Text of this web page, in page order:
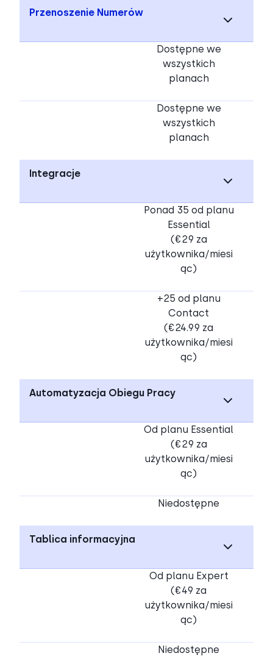
Przenoszenie Numerów
Dostępne we
wszystkich
planach
Dostępne we
wszystkich
planach
Integracje
Ponad 35 od planu
Essential
(€29 za
użytkownika/miesi
ąc)
+25 od planu
Contact
(€24.99 za
użytkownika/miesi
ąc)
Automatyzacja Obiegu Pracy
Od planu Essential
(€29 za
użytkownika/miesi
ąc)
Niedostępne
Tablica informacyjna
Od planu Expert
(€49 za
użytkownika/miesi
ąc)
Niedostępne